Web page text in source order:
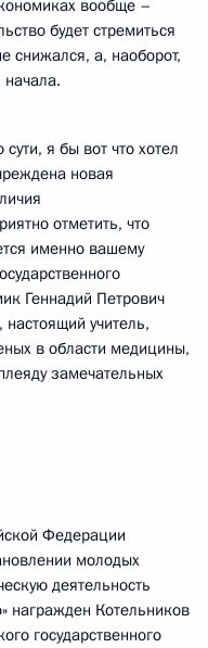
вообще –
будет стремиться
снижался, а, наоборот,
я бы вот что хотел
новая
отметить, что
именно вашему
Геннадий Петрович
учитель,
в области медицины,
замечательных
Федерации
молодых
деятельность
награжден Котельников
государственного